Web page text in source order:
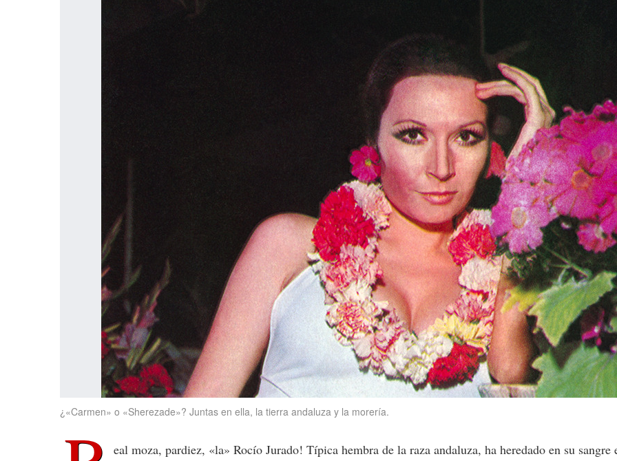
¿«Carmen» o «Sherezade»? Juntas en ella, la tierra andaluza y la morería.
eal moza, pardiez, «la» Rocío Jurado! Típica hembra de la raza andaluza, ha heredado en su